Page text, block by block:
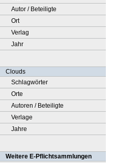
Autor / Beteiligte
Ort
Verlag
Jahr
Clouds
Schlagwörter
Orte
Autoren / Beteiligte
Verlage
Jahre
Weitere E-Pflichtsammlungen